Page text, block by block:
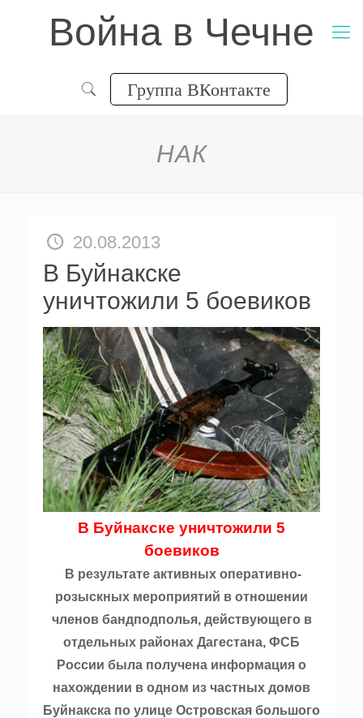
Война в Чечне
Группа ВКонтакте
НАК
20.08.2013
В Буйнакске
уничтожили 5 боевиков
В Буйнакске уничтожили 5
боевиков
В результате активных оперативно-
розыскных мероприятий в отношении
членов бандподполья, действующего в
отдельных районах Дагестана, ФСБ
России была получена информация о
нахождении в одном из частных домов
Буйнакска по улице Островская большого